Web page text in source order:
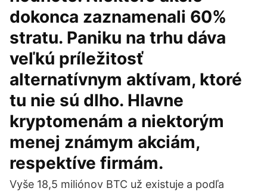
dokonca zaznamenali 60%
stratu. Paniku na trhu dáva
veľkú príležitosť
alternatívnym aktívam, ktoré
tu nie sú dlho. Hlavne
kryptomenám a niektorým
menej známym akciám,
respektíve firmám.
Vyše 18,5 miliónov BTC už existuje a podľa